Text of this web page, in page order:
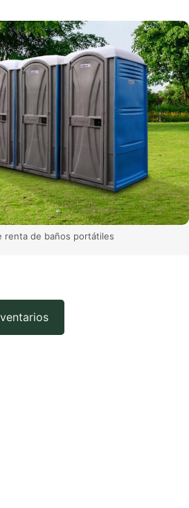
renta de baños portátiles